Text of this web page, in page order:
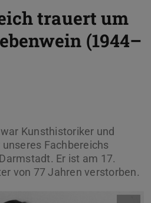
trauert um
(1944–
Kunsthistoriker und
Fachbereichs
Er ist am 17.
von 77 Jahren verstorben.